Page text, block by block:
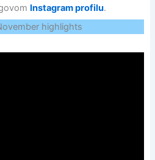
Instagram profilu.
highlights